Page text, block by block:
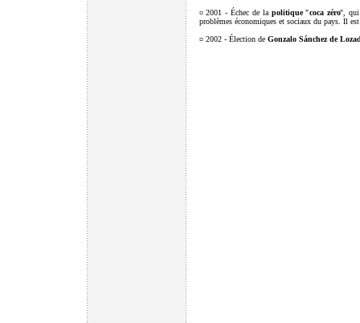
¤ 2001 - Échec de la politique"coca zéro", qui
problèmes économiques et sociaux du pays. Il est
¤ 2002 - Élection de Gonzalo Sánchez de